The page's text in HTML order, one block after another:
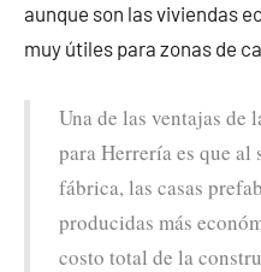
aunque son las viviendas
muy útiles para zonas de
Una de las ventajas de
para Herrería es que al
fábrica, las casas
producidas más
costo total de la